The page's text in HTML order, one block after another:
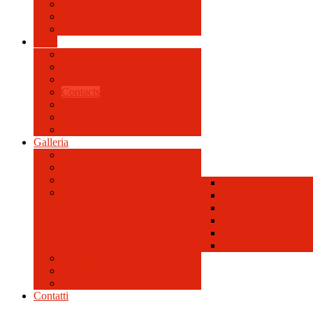
Contacts
Galleria
Contatti